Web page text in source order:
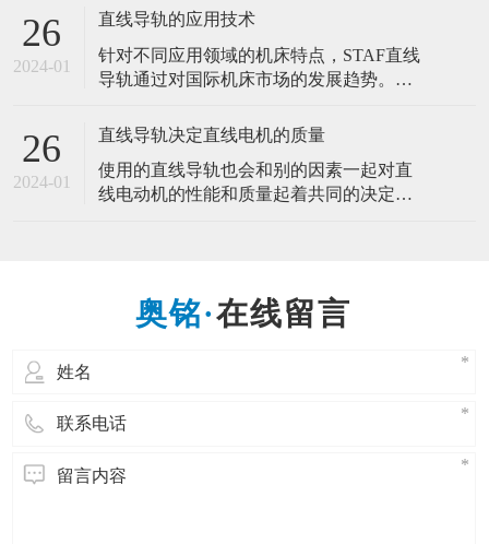
上润滑剂
准度十足。 打个比方说吧，微型手术的创
易。这是医疗行业的微型手术的发展，是
适合人类需求的发展。而微型导轨的产生
26
2024-01
直线导轨的应用技术
针对不同应用领域的机床特点，STAF直线
导轨通过对国际机床市场的发展趋势。开
业的高速化、高精度化、环保省能源化发
动支承，直线导轨副一般由导轨、滑块、
反向器、滚动体和坚持器等组成。能以滑
26
2024-01
直线导轨决定直线电机的质量
使用的直线导轨也会和别的因素一起对直
线电动机的性能和质量起着共同的决定性
的调节精度并精确的定位。直线电动机的
在线留言